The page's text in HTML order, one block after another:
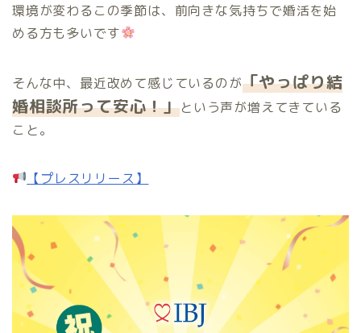
環境が変わるこの季節は、前向きな気持ちで婚活を始
める方も多いです
そんな中、最近改めて感じているのが「やっぱり結
婚相談所って安心！」という声が増えてきている
こと。
【プレスリリース】